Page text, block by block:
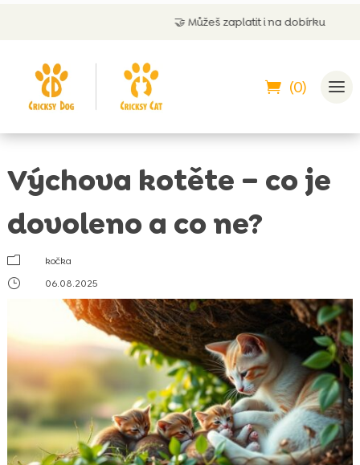
Můžeš zaplatit i na dobírku
(0)
Výchova kotěte – co je
dovoleno a co ne?
m
kočka
}
06.08.2025